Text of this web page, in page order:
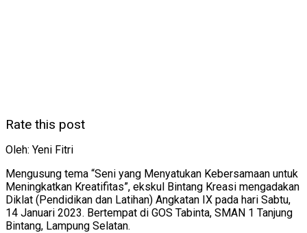
Rate this post
Oleh: Yeni Fitri
Mengusung tema “Seni yang Menyatukan Kebersamaan untuk
Meningkatkan Kreatifitas”, ekskul Bintang Kreasi mengadakan
Diklat (Pendidikan dan Latihan) Angkatan IX pada hari Sabtu,
14 Januari 2023. Bertempat di GOS Tabinta, SMAN 1 Tanjung
Bintang, Lampung Selatan.